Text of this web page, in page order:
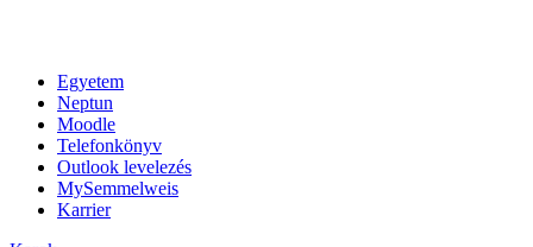
Egyetem
Neptun
Moodle
Telefonkönyv
Outlook levelezés
MySemmelweis
Karrier